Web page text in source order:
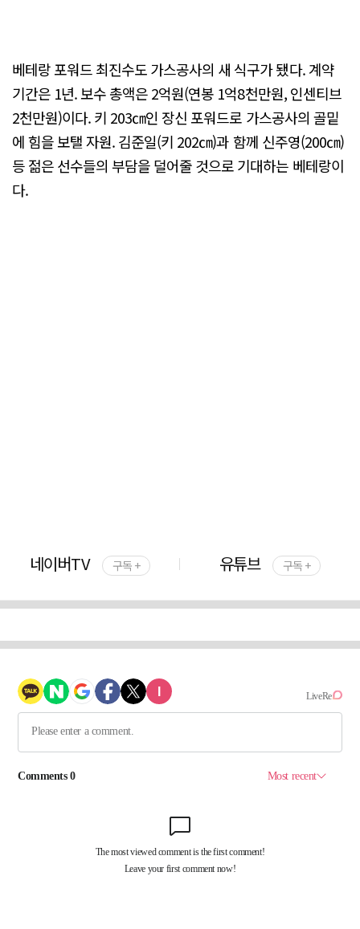
베테랑 포워드 최진수도 가스공사의 새 식구가 됐다. 계약
기간은 1년. 보수 총액은 2억원(연봉 1억8천만원, 인센티브
2천만원)이다. 키 203㎝인 장신 포워드로 가스공사의 골밑
에 힘을 보탤 자원. 김준일(키 202㎝)과 함께 신주영(200㎝)
등 젊은 선수들의 부담을 덜어줄 것으로 기대하는 베테랑이
다.
네이버TV 구독 + 유튜브 구독 +